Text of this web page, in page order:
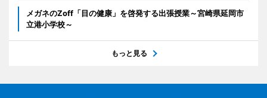
メガネのZoff「目の健康」を啓発する出張授業～宮崎県延岡市
立港小学校～
もっと見る